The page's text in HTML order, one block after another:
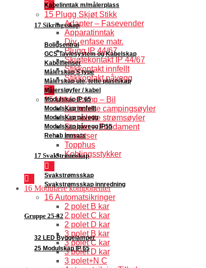
Kabelinntak m/målerplass
17 Sikringsskap
Boligsentral
GCS Tavlesystem og Kabelskap
Kabelflenser
Målerskap S type
Målerskap ute, tette plastskap
Målersløyfer / kabel
Modulskap IP 65
Modulskap innfellt
Modulskap påvegg
Modulskap påvegg IP55
Rehab innsats
17 Svakstrømsskap
Svakstrømsskap
Svakstrømsskap innredning
Gruppe 25-32
32 LED Byggelamper
25 Modulskap IP 65
15 Plugg Skjøt Stikk
Adapter – Fasevender
Apparatinntak
Div. enfase matr.
Plugg IP 44/67
Skjøtekontakt IP 44/67
Stikkontakt innfellt
Stikkontakt påvegg
15 Uttak Camp – Bil
Komplette campingsøyler
Komplette strømsøyler
Stolper – Fundament
Innsatser
Topphus
Koblingsstykker
16 Modulære komponenter
16 Automatsikringer
2 polet B kar
2 polet C kar
2 polet D kar
3 polet B kar
3 polet C kar
3 polet D kar
3 polet+N C